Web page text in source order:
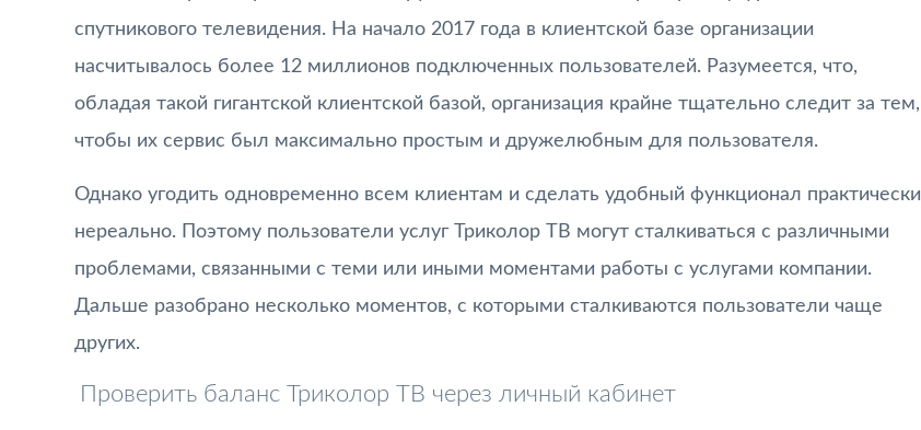
спутникового телевидения. На начало 2017 года в клиентской базе организации
насчитывалось более 12 миллионов подключенных пользователей. Разумеется, что,
обладая такой гигантской клиентской базой, организация крайне тщательно следит за тем,
чтобы их сервис был максимально простым и дружелюбным для пользователя.
Однако угодить одновременно всем клиентам и сделать удобный функционал практически
нереально. Поэтому пользователи услуг Триколор ТВ могут сталкиваться с различными
проблемами, связанными с теми или иными моментами работы с услугами компании.
Дальше разобрано несколько моментов, с которыми сталкиваются пользователи чаще
других.
Проверить баланс Триколор ТВ через личный кабинет